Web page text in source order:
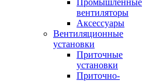
Промышленные
вентиляторы
Аксессуары
Вентиляционные
установки
Приточные
установки
Приточно-